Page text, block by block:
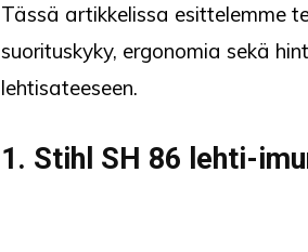
Tässä artikkelissa esittelemme
suorituskyky, ergonomia sekä
lehtisateeseen.
1. Stihl SH 86 lehti-